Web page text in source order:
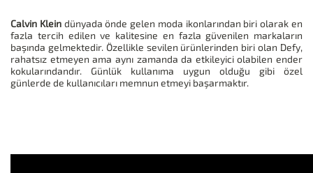
Calvin Kleindünyada önde gelen moda ikonlarından biri olarak en
fazla tercih edilen ve kalitesine en fazla güvenilen markaların
başında gelmektedir. Özellikle sevilen ürünlerinden biri olan Defy,
rahatsız etmeyen ama aynı zamanda da etkileyici olabilen ender
kokularındandır. Günlük kullanıma uygun olduğu gibi özel
günlerde de kullanıcıları memnun etmeyi başarmaktır.